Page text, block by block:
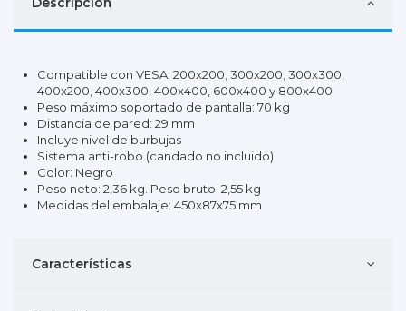
Descripción
Compatible con VESA: 200x200, 300x200, 300x300,
400x200, 400x300, 400x400, 600x400 y 800x400
Peso máximo soportado de pantalla: 70 kg
Distancia de pared: 29 mm
Incluye nivel de burbujas
Sistema anti-robo (candado no incluido)
Color: Negro
Peso neto: 2,36 kg. Peso bruto: 2,55 kg
Medidas del embalaje: 450x87x75 mm
Características